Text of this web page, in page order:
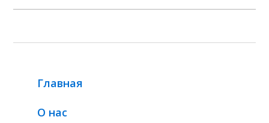
Главная
О нас